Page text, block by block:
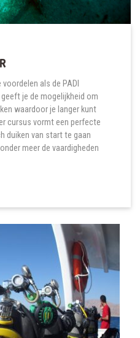
als de PADI
je de mogelijkheid om
waardoor je langer kunt
cursus vormt een perfecte
duiken van start te gaan
meer de vaardigheden